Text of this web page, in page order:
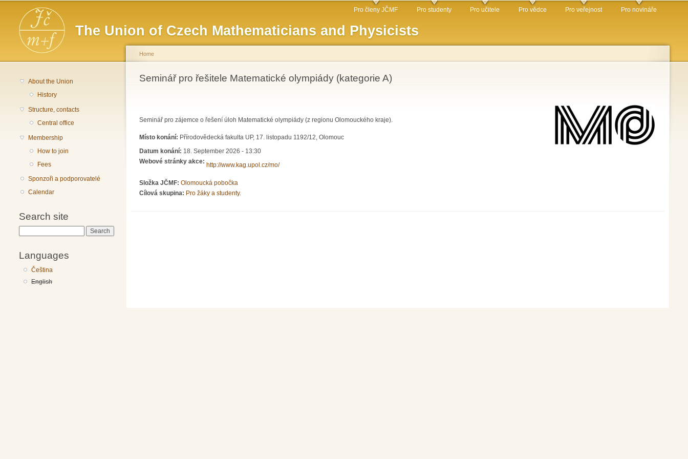
The Union of Czech Mathematicians and Physicists
Main menu Pro členy JČMF Pro studenty Pro učitele Pro vědce Pro veřejnost Pro novináře
About the Union
History
Structure, contacts
Central office
Membership
How to join
Fees
Sponzoři a podporovatelé
Calendar
Search site
Languages
Čeština
English
You are here
Home
Seminář pro řešitele Matematické olympiády (kategorie A)
Seminář pro zájemce o řešení úloh Matematické olympiády (z regionu Olomouckého kraje).
Místo konání: Přírodovědecká fakulta UP, 17. listopadu 1192/12, Olomouc
Datum konání: 18. September 2026 - 13:30
Webové stránky akce:
http://www.kag.upol.cz/mo/
Složka JČMF: Olomoucká pobočka
Cílová skupina: Pro žáky a studenty.